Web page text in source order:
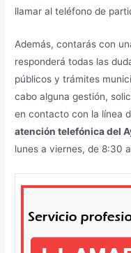
llamar al teléfono de
Además, contarás con
responderá todas las
públicos y trámites
cabo alguna gestión,
en contacto con la línea
atención telefónica del
lunes a viernes, de 8:30